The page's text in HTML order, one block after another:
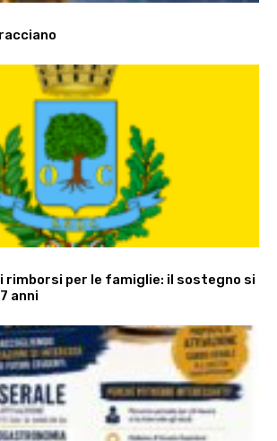
rimborsi per le famiglie: il sostegno si
anni